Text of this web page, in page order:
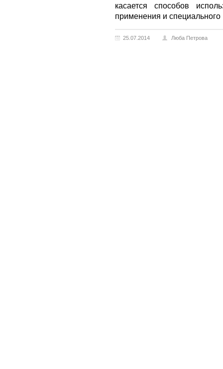
касается способов
применения и специального
25.07.2014 Люба Петрова